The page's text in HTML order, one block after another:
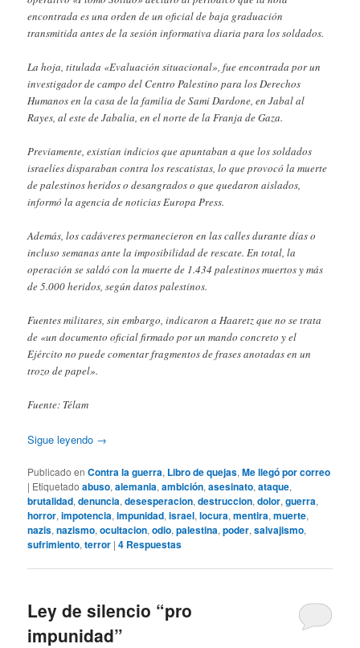
encontrada es una orden de un oficial de baja graduación
transmitida antes de la sesión informativa diaria para los soldados.
La hoja, titulada «Evaluación situacional», fue encontrada por un
investigador de campo del Centro Palestino para los Derechos
Humanos en la casa de la familia de Sami Dardone, en Jabal al
Rayes, al este de Jabalia, en el norte de la Franja de Gaza.
Previamente, existían indicios que apuntaban a que los soldados
israelíes disparaban contra los rescatistas, lo que provocó la muerte
de palestinos heridos o desangrados o que quedaron aislados,
informó la agencia de noticias Europa Press.
Además, los cadáveres permanecieron en las calles durante días o
incluso semanas ante la imposibilidad de rescate. En total, la
operación se saldó con la muerte de 1.434 palestinos muertos y más
de 5.000 heridos, según datos palestinos.
Fuentes militares, sin embargo, indicaron a Haaretz que no se trata
de «un documento oficial firmado por un mando concreto y el
Ejército no puede comentar fragmentos de frases anotadas en un
trozo de papel».
Fuente: Télam
Sigue leyendo →
Publicado en Contra la guerra, Libro de quejas,Me llegó por correo
| Etiquetado abuso,alemania,ambición,asesinato,ataque,
brutalidad,denuncia,desesperacion,destruccion,dolor,guerra,
horror,impotencia,impunidad,israel,locura,mentira,muerte,
nazis,nazismo,ocultacion,odio,palestina,poder,salvajismo,
sufrimiento,terror |4 Respuestas
Ley de silencio “pro
impunidad”